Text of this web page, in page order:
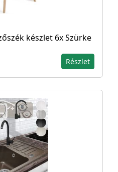
készlet 6x Szürke
Részlet